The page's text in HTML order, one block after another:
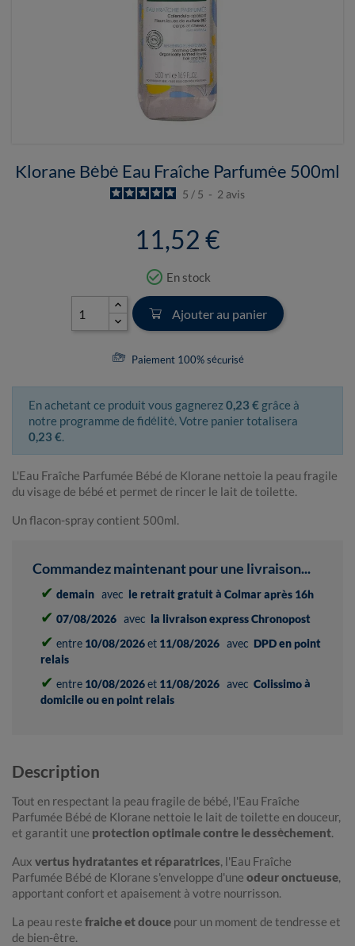
Klorane Bébé Eau Fraîche Parfumée 500ml
5 / 5 - 2 avis
11,52 €
check_circle_outline En stock
Ajouter au panier
Paiement 100% sécurisé
En achetant ce produit vous gagnerez0,23 € grâce à
notre programme de fidélité. Votre panier totalisera
0,23 €.
L'Eau Fraîche Parfumée Bébé de Klorane nettoie la peau fragile
du visage de bébé et permet de rincer le lait de toilette.
Un flacon-spray contient 500ml.
Commandez maintenant pour une livraison...
✔ demain avec le retrait gratuit à Colmar après 16h
✔ 07/08/2026 avec la livraison express Chronopost
✔ entre 10/08/2026et 11/08/2026 avec DPD en point
relais
✔ entre 10/08/2026et 11/08/2026 avec Colissimo à
domicile ou en point relais
Description
Tout en respectant la peau fragile de bébé, l'Eau Fraîche
Parfumée Bébé de Klorane nettoie le lait de toilette en douceur,
et garantit une protection optimale contre le dessèchement.
Aux vertus hydratantes et réparatrices, l'Eau Fraîche
Parfumée Bébé de Klorane s'enveloppe d'une odeur onctueuse,
apportant confort et apaisement à votre nourrisson.
La peau reste fraiche et douce pour un moment de tendresse et
de bien-être.